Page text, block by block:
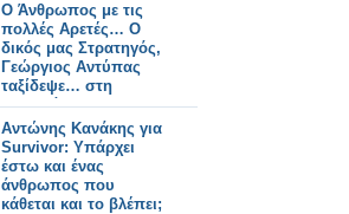
Ο Άνθρωπος με τις
πολλές Αρετές… Ο
δικός μας Στρατηγός,
Γεώργιος Αντύπας
ταξίδεψε… στη
γειτονιά των
Αγγέλων… Ο
Ουρανός
πλουσιότερος, το
Μεσολόγγι
φτωχότερο…
Αντώνης Κανάκης για
Survivor: Υπάρχει
έστω και ένας
άνθρωπος που
κάθεται και το βλέπει;